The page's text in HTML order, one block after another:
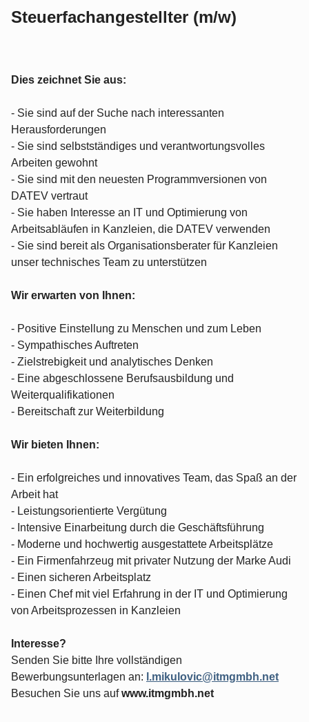
Steuerfachangestellter (m/w)
Dies zeichnet Sie aus:
- Sie sind auf der Suche nach interessanten
Herausforderungen
- Sie sind selbstständiges und verantwortungsvolles
Arbeiten gewohnt
- Sie sind mit den neuesten Programmversionen von
DATEV vertraut
- Sie haben Interesse an IT und Optimierung von
Arbeitsabläufen in Kanzleien, die DATEV verwenden
- Sie sind bereit als Organisationsberater für Kanzleien
unser technisches Team zu unterstützen
Wir erwarten von Ihnen:
- Positive Einstellung zu Menschen und zum Leben
- Sympathisches Auftreten
- Zielstrebigkeit und analytisches Denken
- Eine abgeschlossene Berufsausbildung und
Weiterqualifikationen
- Bereitschaft zur Weiterbildung
Wir bieten Ihnen:
- Ein erfolgreiches und innovatives Team, das Spaß an der
Arbeit hat
- Leistungsorientierte Vergütung
- Intensive Einarbeitung durch die Geschäftsführung
- Moderne und hochwertig ausgestattete Arbeitsplätze
- Ein Firmenfahrzeug mit privater Nutzung der Marke Audi
- Einen sicheren Arbeitsplatz
- Einen Chef mit viel Erfahrung in der IT und Optimierung
von Arbeitsprozessen in Kanzleien
Interesse?
Senden Sie bitte Ihre vollständigen
Bewerbungsunterlagen an: l.mikulovic@itmgmbh.net
Besuchen Sie uns aufwww.itmgmbh.net